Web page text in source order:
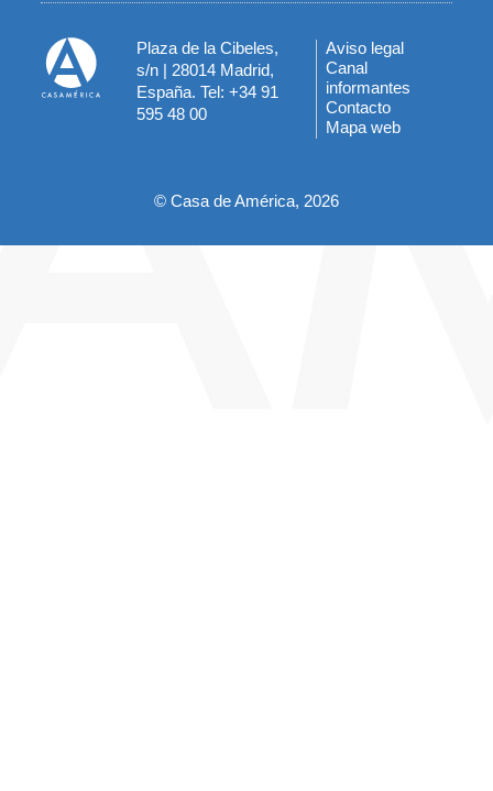
Plaza de la Cibeles,
s/n | 28014 Madrid,
España. Tel: +34 91
595 48 00
Menú
del
pie
Aviso legal
Canal
informantes
Contacto
Mapa web
© Casa de América, 2026